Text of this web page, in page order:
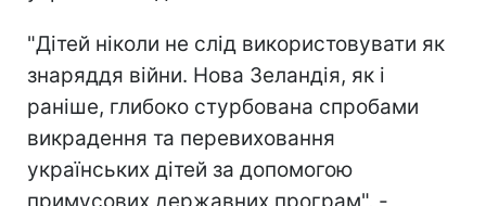
"Дітей ніколи не слід використовувати як
знаряддя війни. Нова Зеландія, як і
раніше, глибоко стурбована спробами
викрадення та перевиховання
українських дітей за допомогою
примусових державних програм", -